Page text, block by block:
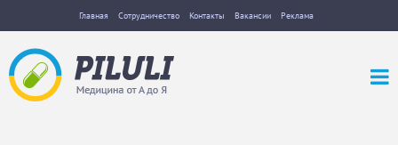
Главная Сотрудничество Контакты Вакансии Реклама